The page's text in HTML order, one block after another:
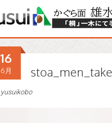
16
6月
yusuikobo